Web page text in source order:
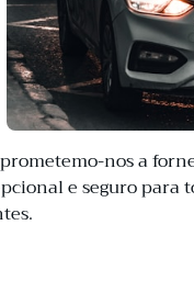
nos a
e seguro para